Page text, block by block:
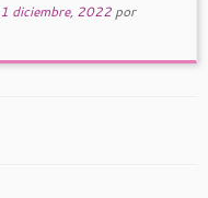
1 diciembre, 2022 por